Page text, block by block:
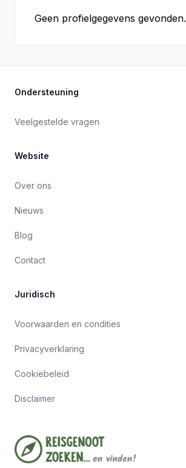
Geen profielgegevens gevonden.
Ondersteuning
Veelgestelde vragen
Website
Over ons
Nieuws
Blog
Contact
Juridisch
Voorwaarden en condities
Privacyverklaring
Cookiebeleid
Disclaimer